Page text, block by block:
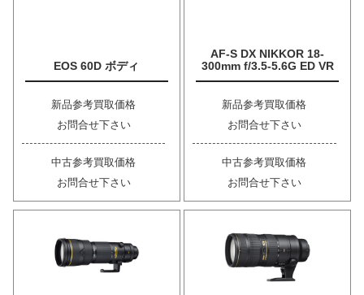
EOS 60D ボディ
新品参考買取価格
お問合せ下さい
中古参考買取価格
お問合せ下さい
AF-S DX NIKKOR 18-
300mm f/3.5-5.6G ED VR
新品参考買取価格
お問合せ下さい
中古参考買取価格
お問合せ下さい